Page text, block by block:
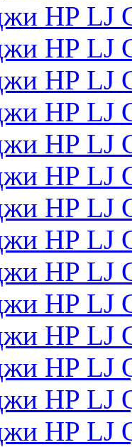
HP LJ
HP LJ
HP LJ
HP LJ
HP LJ
HP LJ
HP LJ
HP LJ
HP LJ
HP LJ
HP LJ
HP LJ
HP LJ
HP LJ